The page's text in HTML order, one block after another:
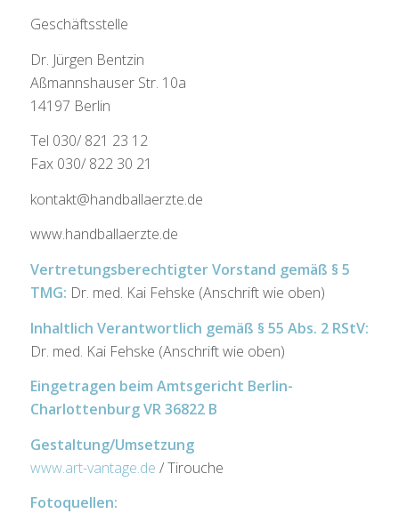
Geschäftsstelle
Dr. Jürgen Bentzin
Aßmannshauser Str. 10a
14197 Berlin
Tel 030/ 821 23 12
Fax 030/ 822 30 21
kontakt@handballaerzte.de
www.handballaerzte.de
Vertretungsberechtigter Vorstand gemäß § 5
TMG: Dr. med. Kai Fehske (Anschrift wie oben)
Inhaltlich Verantwortlich gemäß § 55 Abs. 2 RStV:
Dr. med. Kai Fehske (Anschrift wie oben)
Eingetragen beim Amtsgericht Berlin-
Charlottenburg VR 36822 B
Gestaltung/Umsetzung
www.art-vantage.de / Tirouche
Fotoquellen: